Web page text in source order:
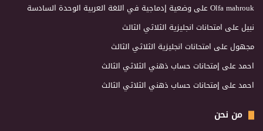
Olfa mahroukعلى وضعية إدماجية في اللغة العربية الوحدة السادسة
نبيلعلى امتحانات انجليزية الثلاثي الثالث
مجهولعلى امتحانات انجليزية الثلاثي الثالث
احمدعلى إمتحانات حساب ذهني الثلاثي الثالث
احمدعلى إمتحانات حساب ذهني الثلاثي الثالث
من نحن